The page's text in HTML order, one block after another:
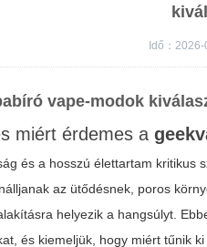
Idő：
vape-modok
miért érdemes a
és a hosszú élettartam
az ütődésnek, poros
helyezik a hangsúlyt.
és kiemeljük, hogy miért tűnik